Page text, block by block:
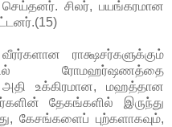
சிலர், பயங்கரமான
ராக்ஷசர்களுக்கும்
ரோமஹர்ஷணத்தை
அதி உக்கிரமான, மஹத்தான
தேகங்களில் இருந்து
கேசங்களைப் புற்களாகவும்,